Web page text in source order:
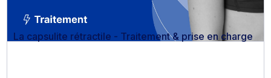
La capsulite rétractile - Traitement & prise en charge